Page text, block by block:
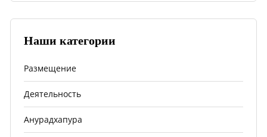
Наши категории
Размещение
Деятельность
Анурадхапура